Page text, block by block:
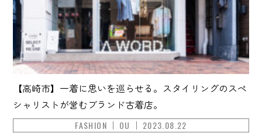
【高崎市】一着に思いを巡らせる。スタイリングのスペ
シャリストが営むブランド古着店。
FASHION OU 2023.08.22